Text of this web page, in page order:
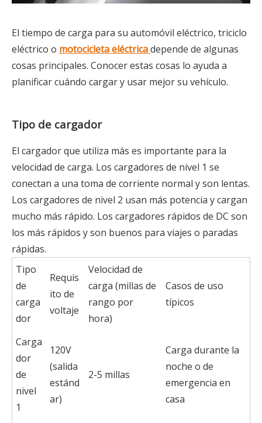
El tiempo de carga para su automóvil eléctrico, triciclo
eléctrico o motocicleta eléctricadepende de algunas
cosas principales. Conocer estas cosas lo ayuda a
planificar cuándo cargar y usar mejor su vehículo.
Tipo de cargador
El cargador que utiliza más es importante para la
velocidad de carga. Los cargadores de nivel 1 se
conectan a una toma de corriente normal y son lentas.
Los cargadores de nivel 2 usan más potencia y cargan
mucho más rápido. Los cargadores rápidos de DC son
los más rápidos y son buenos para viajes o paradas
rápidas.
Tipo
de
carga
dor
Requis
ito de
voltaje
Velocidad de
carga (millas de
rango por
hora)
Casos de uso
típicos
Carga
dor
de
nivel
1
120V
(salida
estánd
ar)
2-5 millas
Carga durante la
noche o de
emergencia en
casa